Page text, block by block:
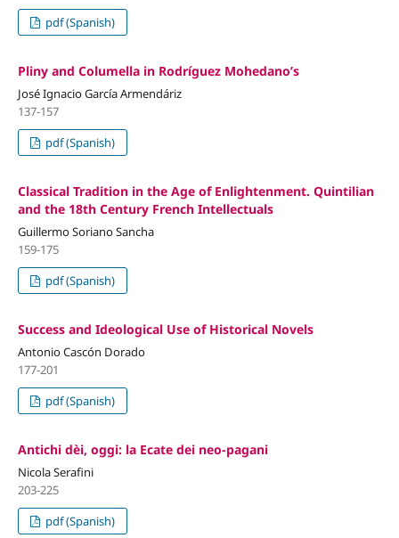
pdf (Spanish)
Pliny and Columella in Rodríguez Mohedano’s
José Ignacio García Armendáriz
137-157
pdf (Spanish)
Classical Tradition in the Age of Enlightenment. Quintilian
and the 18th Century French Intellectuals
Guillermo Soriano Sancha
159-175
pdf (Spanish)
Success and Ideological Use of Historical Novels
Antonio Cascón Dorado
177-201
pdf (Spanish)
Antichi dèi, oggi: la Ecate dei neo-pagani
Nicola Serafini
203-225
pdf (Spanish)